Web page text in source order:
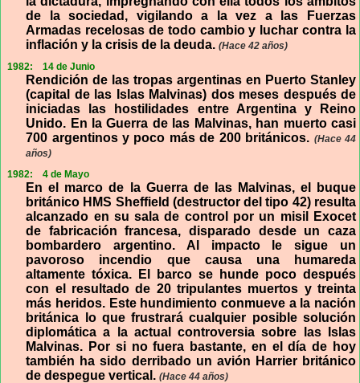
de la sociedad, vigilando a la vez a las Fuerzas
Armadas recelosas de todo cambio y luchar contra la
inflación y la crisis de la deuda.(Hace 42 años)
1982:
14 de Junio
Rendición de las tropas argentinas en Puerto Stanley
(capital de las Islas Malvinas) dos meses después de
iniciadas las hostilidades entre Argentina y Reino
Unido. En la Guerra de las Malvinas, han muerto casi
700 argentinos y poco más de 200 británicos. (Hace 44
años)
1982:
4 de Mayo
En el marco de la Guerra de las Malvinas, el buque
británico HMS Sheffield (destructor del tipo 42) resulta
alcanzado en su sala de control por un misil Exocet
de fabricación francesa, disparado desde un caza
bombardero argentino. Al impacto le sigue un
pavoroso incendio que causa una humareda
altamente tóxica. El barco se hunde poco después
con el resultado de 20 tripulantes muertos y treinta
más heridos. Este hundimiento conmueve a la nación
británica lo que frustrará cualquier posible solución
diplomática a la actual controversia sobre las Islas
Malvinas. Por si no fuera bastante, en el día de hoy
también ha sido derribado un avión Harrier británico
de despegue vertical.(Hace 44 años)